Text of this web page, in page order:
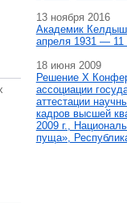
13 ноября 2016
Академик
апреля 1931 — 11
18 июня 2009
Решение X
ассоциации
аттестации
кадров высшей
2009 г.,
пуща»,